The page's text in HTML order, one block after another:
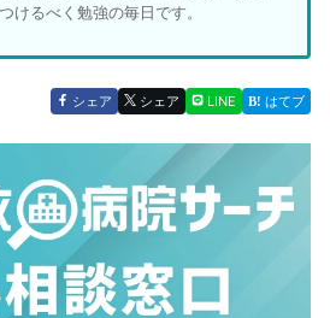
けるべく勉強の毎日です。
シェア シェア LINE はてブ